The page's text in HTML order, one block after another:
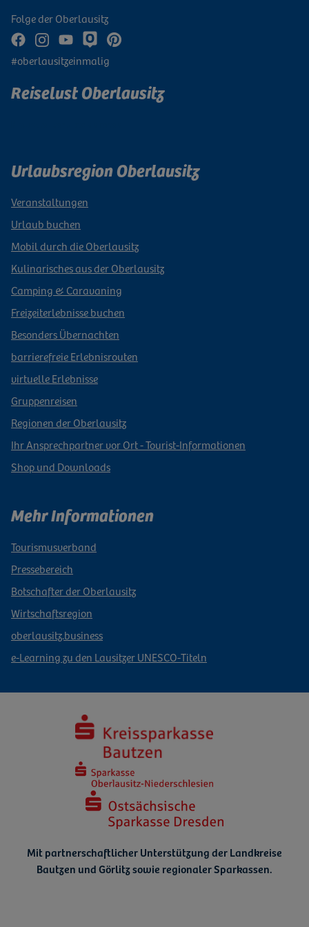
Folge der Oberlausitz
#oberlausitzeinmalig
Reiselust Oberlausitz
Urlaubsregion Oberlausitz
Veranstaltungen
Urlaub buchen
Mobil durch die Oberlausitz
Kulinarisches aus der Oberlausitz
Camping & Caravaning
Freizeiterlebnisse buchen
Besonders Übernachten
barrierefreie Erlebnisrouten
virtuelle Erlebnisse
Gruppenreisen
Regionen der Oberlausitz
Ihr Ansprechpartner vor Ort - Tourist-Informationen
Shop und Downloads
Mehr Informationen
Tourismusverband
Pressebereich
Botschafter der Oberlausitz
Wirtschaftsregion
oberlausitz.business
e-Learning zu den Lausitzer UNESCO-Titeln
Mit partnerschaftlicher Unterstützung der Landkreise
Bautzen und Görlitzsowie regionaler Sparkassen.